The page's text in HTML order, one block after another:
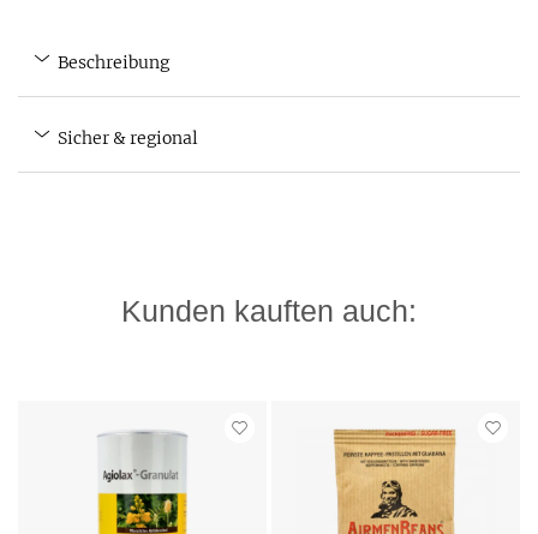
Beschreibung
Sicher & regional
Kunden kauften auch: